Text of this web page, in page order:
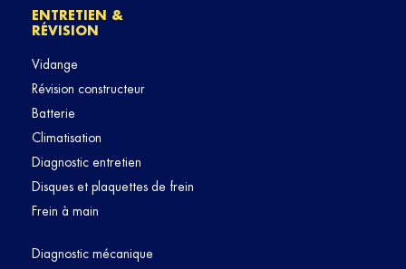
ENTRETIEN &
RÉVISION
Vidange
Révision constructeur
Batterie
Climatisation
Diagnostic entretien
Disques et plaquettes de frein
Frein à main
Diagnostic mécanique